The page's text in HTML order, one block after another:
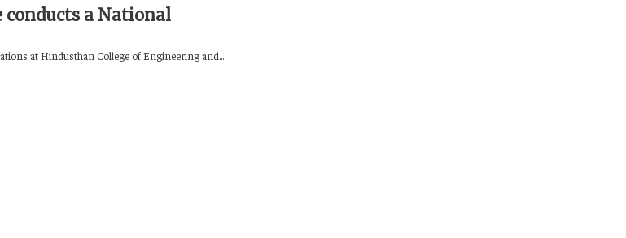
conducts a National
at Hindusthan College of Engineering and...